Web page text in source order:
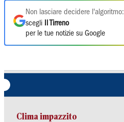
Non lasciare decidere l'algoritmo:
scegli
Il Tirreno
per le tue notizie su Google
Clima impazzito